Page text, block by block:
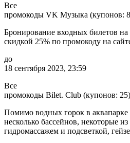
Все
промокоды VK Музыка (купонов:
Бронирование входных билетов
скидкой 25% по промокоду на
до
18 сентября 2023, 23:59
Все
промокоды Bilet. Club (купонов: 25)
Помимо водных горок в
несколько бассейнов, некоторые
гидромассажем и подсветкой,